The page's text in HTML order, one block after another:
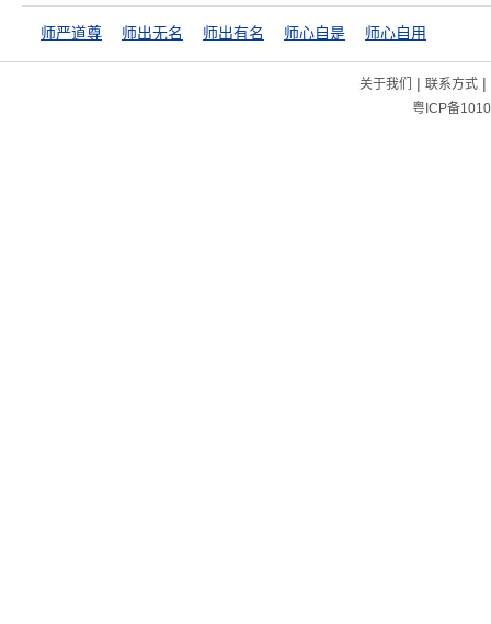
师严道尊 师出无名 师出有名 师心自是 师心自用
关于我们 | 联系方式|
粤ICP备